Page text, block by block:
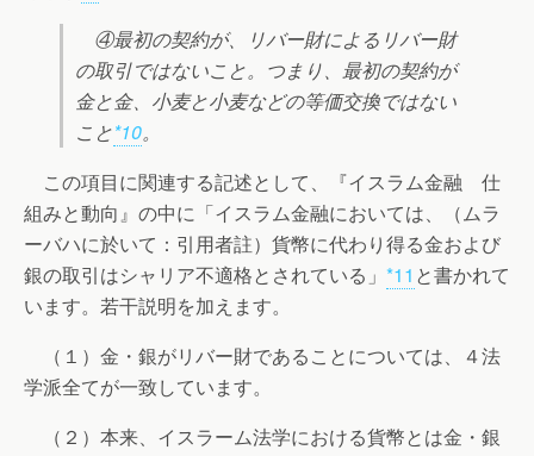
④最初の契約が、リバー財によるリバー財
の取引ではないこと。つまり、最初の契約が
金と金、小麦と小麦などの等価交換ではない
こと*10。
この項目に関連する記述として、『イスラム金融 仕
組みと動向』の中に「イスラム金融においては、（ムラ
ーバハに於いて：引用者註）貨幣に代わり得る金および
銀の取引はシャリア不適格とされている」 *11 と書かれて
います。若干説明を加えます。
（１）金・銀がリバー財であることについては、４法
学派全てが一致しています。
（２）本来、イスラーム法学における貨幣とは金・銀